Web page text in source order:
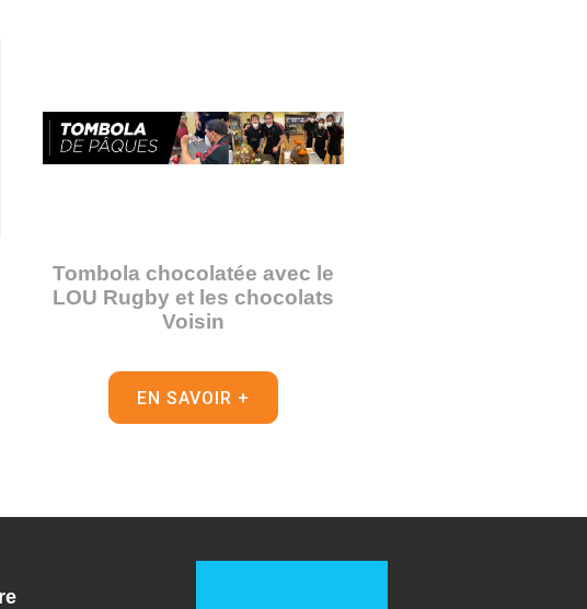
Tombola chocolatée avec le
LOU Rugby et les chocolats
Voisin
EN SAVOIR +